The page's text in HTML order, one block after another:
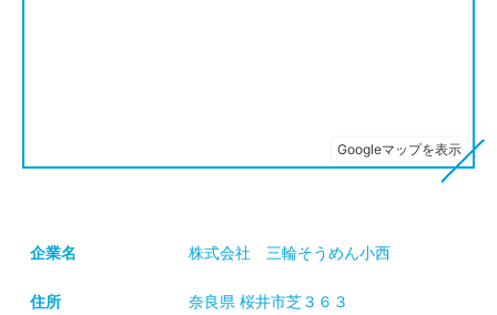
企業名 株式会社 三輪そうめん小西
住所 奈良県 桜井市芝３６３